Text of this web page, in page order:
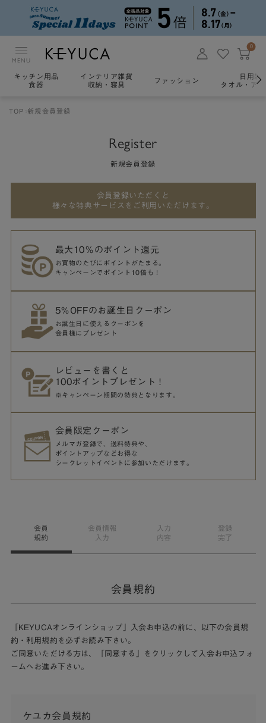
MENU
0
キッチン用品
食器
インテリア雑貨
収納・寝具
ファッション
日用雑
タオル・ア
TOP 新規会員登録
Register
新規会員登録
会員登録いただくと
様々な特典サービスをご利用いただけます。
最大10％のポイント還元
お買物のたびにポイントがたまる。
キャンペーンでポイント10倍も！
5％OFFのお誕生日クーポン
お誕生日に使えるクーポンを
会員様にプレゼント
レビューを書くと
100ポイントプレゼント！
※キャンペーン期間の特典となります。
会員限定クーポン
メルマガ登録で、送料特典や、
ポイントアップなどお得な
シークレットイベントに参加いただけます。
会員
規約
会員情報
入力
入力
内容
登録
完了
会員規約
「KEYUCAオンラインショップ」入会お申込の前に、以下の会員規
約・利用規約を必ずお読み下さい。
ご同意いただける方は、「同意する」をクリックして入会お申込フォ
ームへお進み下さい。
ケユカ会員規約